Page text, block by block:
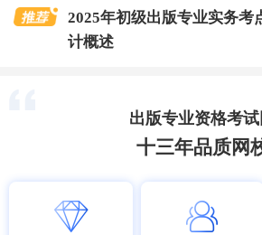
2025年初级出版专业实务考
计概述
出版专业资格考试
十三年品质网